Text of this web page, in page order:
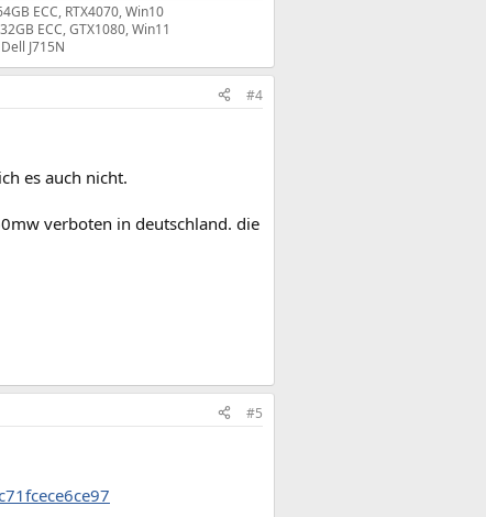
ECC, RTX4070, Win10
ECC, GTX1080, Win11
J715N
#4
es auch nicht.
verboten in deutschland. die
#5